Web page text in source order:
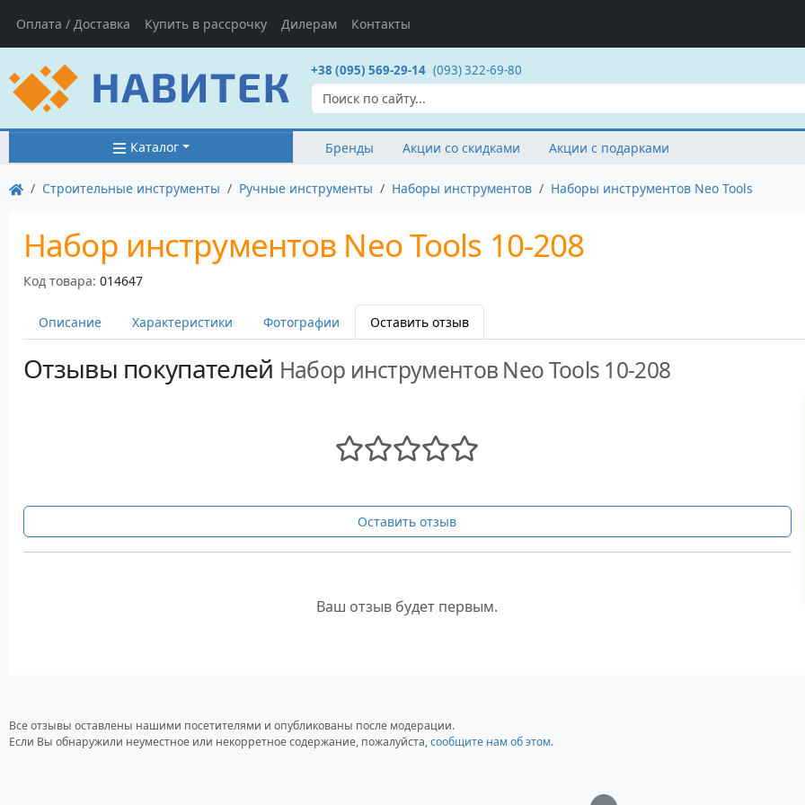
Оплата / Доставка Купить в рассрочку Дилерам Контакты
+38 (095) 569-29-14 (093) 322-69-80
Каталог Бренды Акции со скидками Акции с подарками
Строительные инструменты Ручные инструменты Наборы инструментов Наборы инструментов Neo Tools
Набор инструментов Neo Tools 10-208
Код товара: 014647
Описание Характеристики Фотографии Оставить отзыв
Отзывы покупателей Набор инструментов Neo Tools 10-208
Оставить отзыв
Ваш отзыв будет первым.
Все отзывы оставлены нашими посетителями и опубликованы после модерации.
Если Вы обнаружили неуместное или некорретное содержание, пожалуйста,сообщите нам об этом.